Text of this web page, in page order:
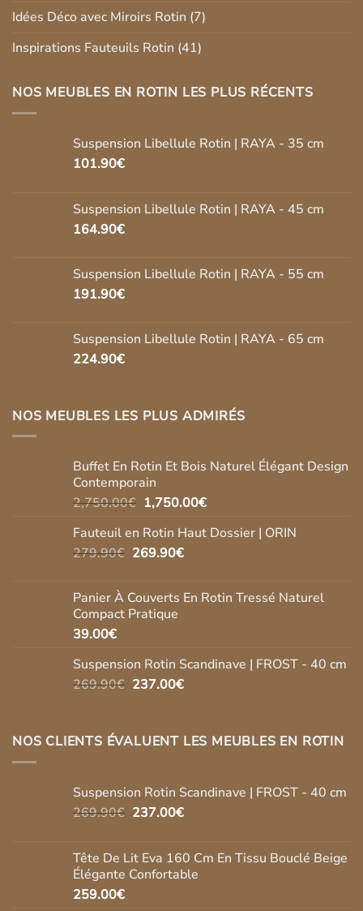
Idées Déco avec Miroirs Rotin (7)
Inspirations Fauteuils Rotin (41)
NOS MEUBLES EN ROTIN LES PLUS RÉCENTS
Suspension Libellule Rotin | RAYA - 35 cm
101.90€
Suspension Libellule Rotin | RAYA - 45 cm
164.90€
Suspension Libellule Rotin | RAYA - 55 cm
191.90€
Suspension Libellule Rotin | RAYA - 65 cm
224.90€
NOS MEUBLES LES PLUS ADMIRÉS
Buffet En Rotin Et Bois Naturel Élégant Design
Contemporain
2,750.00€ Le
initial
était :
1,750.00€Le
actuel
Fauteuil en Rotin Haut Dossier | ORIN
279.90€ Le
était :
279.90€.
269.90€Le
est :
Panier À Couverts En Rotin Tressé Naturel
Compact Pratique
39.00€
Suspension Rotin Scandinave | FROST - 40 cm
269.90€ Le
était :
237.00€Le
est :
NOS CLIENTS ÉVALUENT LES MEUBLES EN ROTIN
Suspension Rotin Scandinave | FROST - 40 cm
269.90€ Le
était :
269.90€.
237.00€Le
est :
237.00€.
Tête De Lit Eva 160 Cm En Tissu Bouclé Beige
Élégante Confortable
259.00€